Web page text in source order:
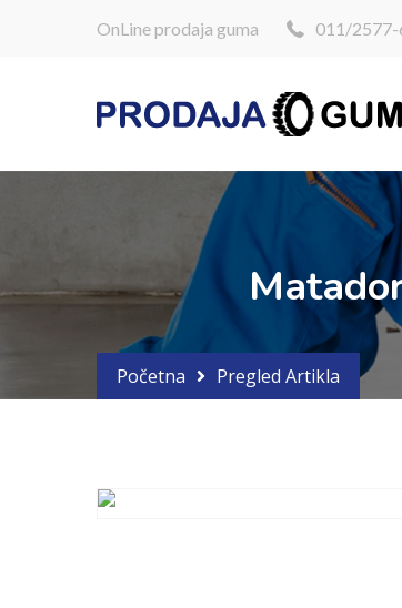
OnLine prodaja guma 011/2577-
Početna Pregled Artikla